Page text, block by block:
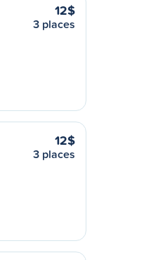
12$
3 places
12$
3 places